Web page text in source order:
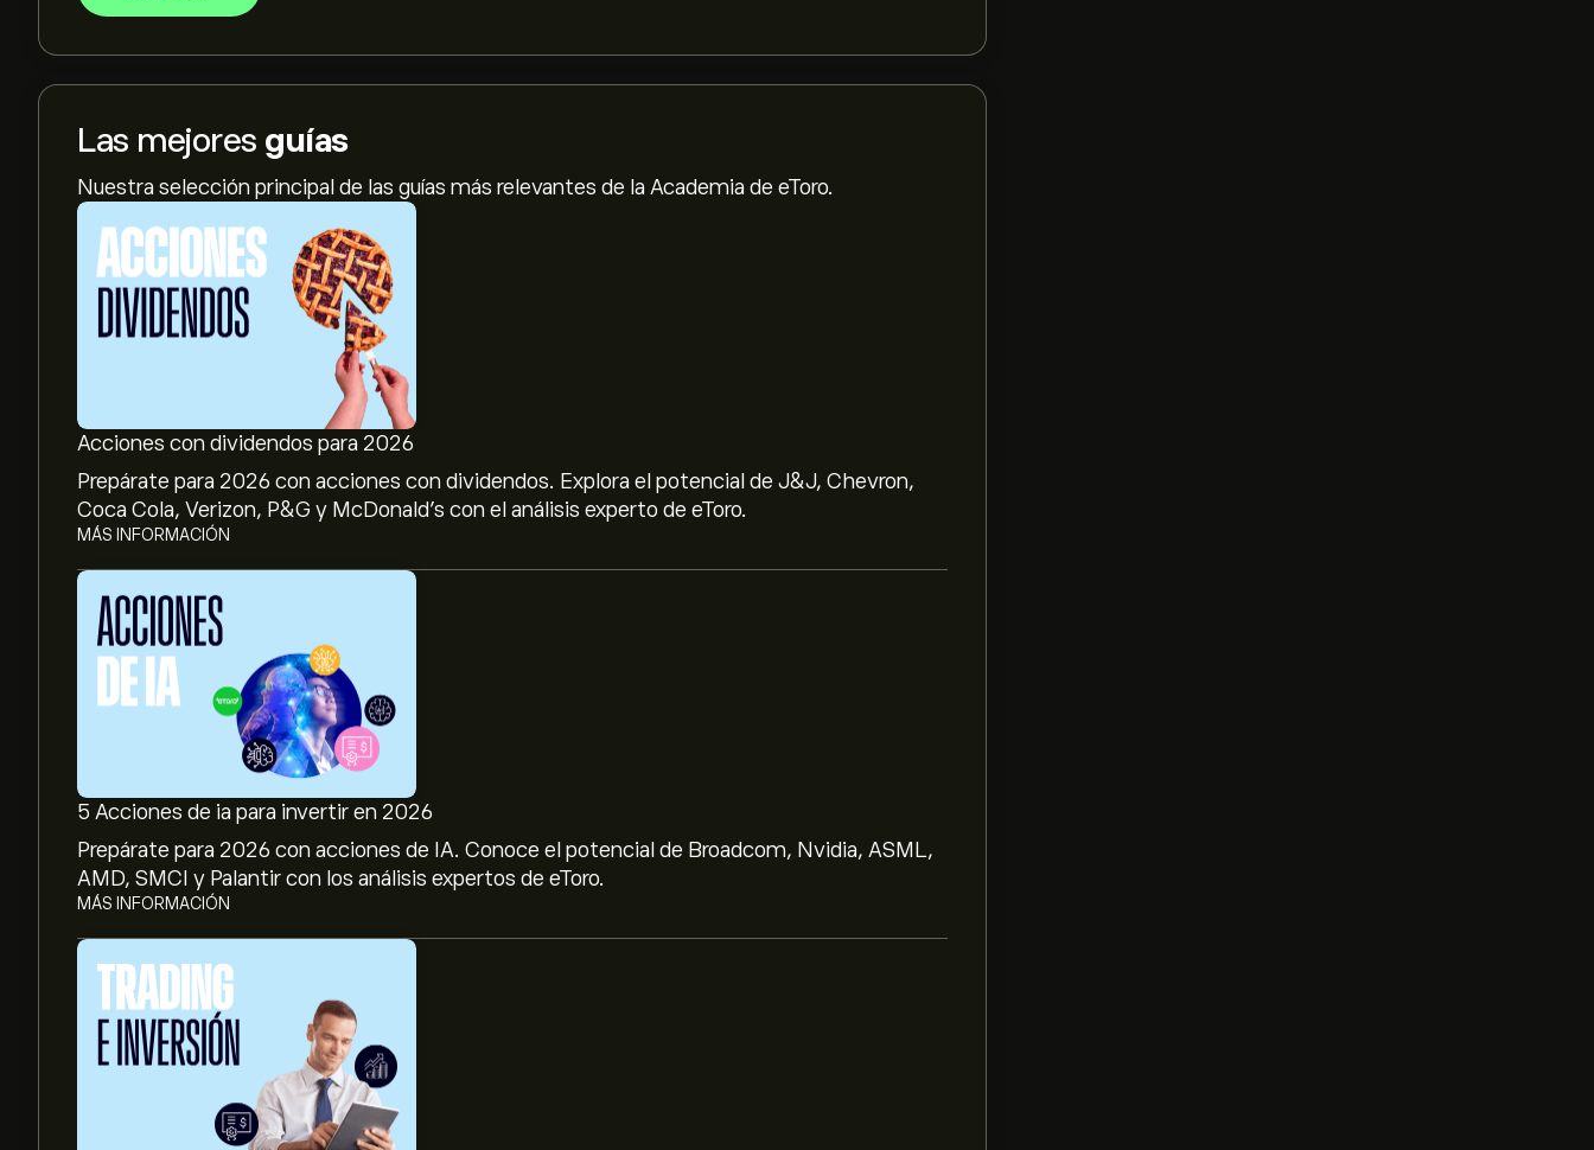
Las mejores guías
Nuestra selección principal de las guías más relevantes de la Academia de eToro.
Acciones con dividendos para 2026
Prepárate para 2026 con acciones con dividendos. Explora el potencial de J&J, Chevron,
Coca Cola, Verizon, P&G y McDonald’s con el análisis experto de eToro.
MÁS INFORMACIÓN
5 Acciones de ia para invertir en 2026
Prepárate para 2026 con acciones de IA. Conoce el potencial de Broadcom, Nvidia, ASML,
AMD, SMCI y Palantir con los análisis expertos de eToro.
MÁS INFORMACIÓN
El precio actual de las acciones de VUZI es de 2.69‎$‎.
El precio medio objetivo para las acciones de Vuzix Corp es de 2.69‎$‎.